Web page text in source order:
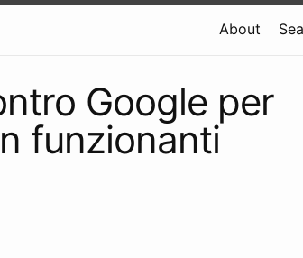
About
Google per
funzionanti